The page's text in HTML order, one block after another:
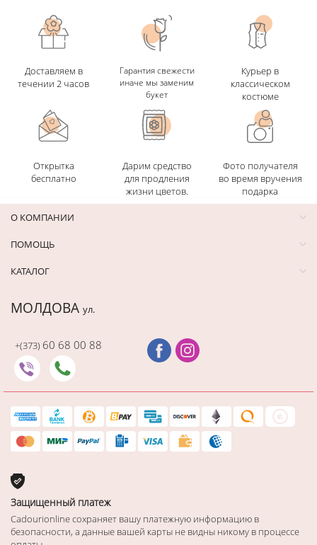
Доставляем в
течении 2 часов
Гарантия свежести
иначе мы заменим
букет
Курьер в
классическом
костюме
Открытка
бесплатно
Дарим средство
для продления
жизни цветов.
Фото получателя
во время вручения
подарка
О КОМПАНИИ
ПОМОЩЬ
КАТАЛОГ
МОЛДОВА ул.
+(373) 60 68 00 88
Защищенный платеж
Cadourionline сохраняет вашу платежную информацию в
безопасности, а данные вашей карты не видны никому в процессе